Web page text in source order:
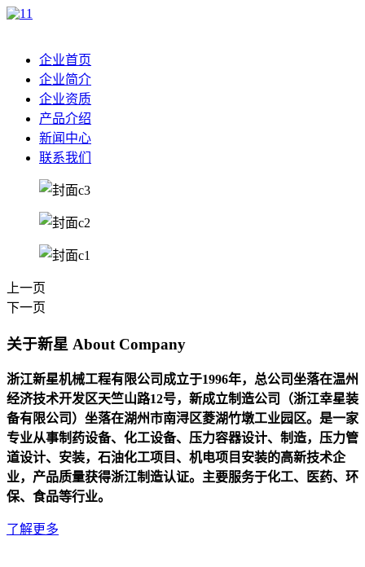
企业首页
企业简介
企业资质
产品介绍
新闻中心
联系我们
上一页
下一页
关于新星 About Company
浙江新星机械工程有限公司成立于1996年，总公司坐落在温州
经济技术开发区天竺山路12号，新成立制造公司（浙江幸星装
备有限公司）坐落在湖州市南浔区菱湖竹墩工业园区。是一家
专业从事制药设备、化工设备、 压力容器设计、制造，压力管
道设计、安装，石油化工项目、机电项目安装的高新技术企
业，产品质量获得浙江制造认证。主要服务于化工、医药、环
保、食品等行业。
了解更多